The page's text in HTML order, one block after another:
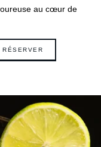
au cœur de
RÉSERVER